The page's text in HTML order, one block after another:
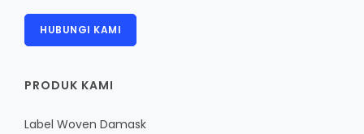
HUBUNGI KAMI
PRODUK KAMI
Label Woven Damask